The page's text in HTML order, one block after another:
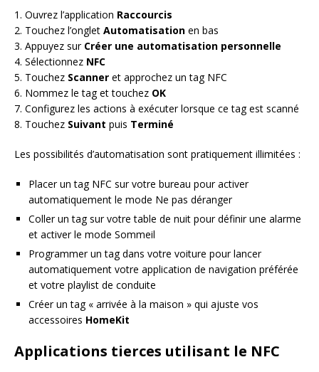
1. Ouvrez l’application Raccourcis
2. Touchez l’onglet Automatisation en bas
3. Appuyez sur Créer une automatisation personnelle
4. Sélectionnez NFC
5. Touchez Scanner et approchez un tag NFC
6. Nommez le tag et touchez OK
7. Configurez les actions à exécuter lorsque ce tag est scanné
8. Touchez Suivant puis Terminé
Les possibilités d’automatisation sont pratiquement illimitées :
Placer un tag NFC sur votre bureau pour activer
automatiquement le mode Ne pas déranger
Coller un tag sur votre table de nuit pour définir une alarme
et activer le mode Sommeil
Programmer un tag dans votre voiture pour lancer
automatiquement votre application de navigation préférée
et votre playlist de conduite
Créer un tag « arrivée à la maison » qui ajuste vos
accessoires HomeKit
Applications tierces utilisant le NFC